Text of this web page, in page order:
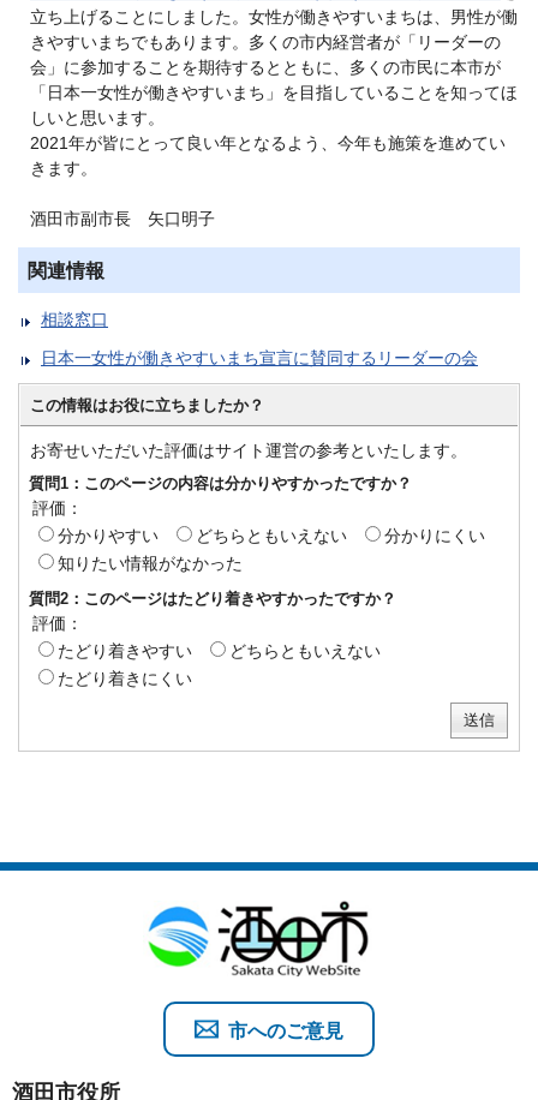
立ち上げることにしました。女性が働きやすいまちは、男性が働
きやすいまちでもあります。多くの市内経営者が「リーダーの
会」に参加することを期待するとともに、多くの市民に本市が
「日本一女性が働きやすいまち」を目指していることを知ってほ
しいと思います。
2021年が皆にとって良い年となるよう、今年も施策を進めてい
きます。
酒田市副市長 矢口明子
関連情報
相談窓口
日本一女性が働きやすいまち宣言に賛同するリーダーの会
この情報はお役に立ちましたか？
お寄せいただいた評価はサイト運営の参考といたします。
質問1：このページの内容は分かりやすかったですか？
評価：
分かりやすい
どちらともいえない
分かりにくい
知りたい情報がなかった
質問2：このページはたどり着きやすかったですか？
評価：
たどり着きやすい
どちらともいえない
たどり着きにくい
酒田市役所
市へのご意見